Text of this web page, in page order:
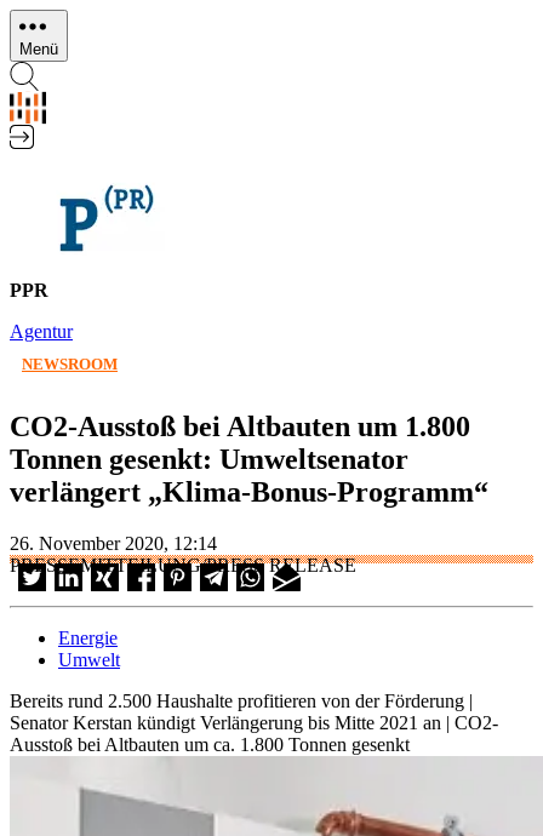
Direkt
zum
Inhalt
Menü
PPR
Agentur
NEWSROOM
CO2-Ausstoß bei Altbauten um 1.800
Tonnen gesenkt: Umweltsenator
verlängert „Klima-Bonus-Programm“
26. November 2020, 12:14
PRESSEMITTEILUNG/PRESS RELEASE
Energie
Umwelt
Bereits rund 2.500 Haushalte profitieren von der Förderung |
Senator Kerstan kündigt Verlängerung bis Mitte 2021 an | CO2-
Ausstoß bei Altbauten um ca. 1.800 Tonnen gesenkt